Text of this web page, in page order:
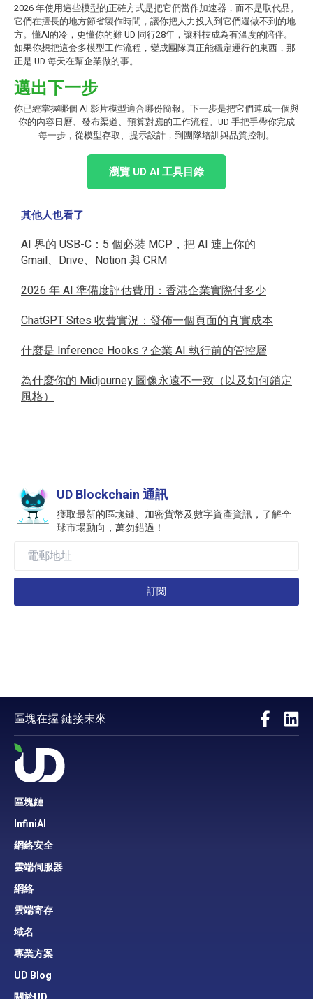
2026 年使用這些模型的正確方式是把它們當作加速器，而不是取代品。
它們在擅長的地方節省製作時間，讓你把人力投入到它們還做不到的地
方。懂AI的冷，更懂你的難 UD 同行28年，讓科技成為有溫度的陪伴。
如果你想把這套多模型工作流程，變成團隊真正能穩定運行的東西，那
正是 UD 每天在幫企業做的事。
邁出下一步
你已經掌握哪個 AI 影片模型適合哪份簡報。下一步是把它們連成一個與
你的內容日曆、發布渠道、預算對應的工作流程。UD 手把手帶你完成
每一步，從模型存取、提示設計，到團隊培訓與品質控制。
瀏覽 UD AI 工具目錄
其他人也看了
AI 界的 USB-C：5 個必裝 MCP，把 AI 連上你的
Gmail、Drive、Notion 與 CRM
2026 年 AI 準備度評估費用：香港企業實際付多少
ChatGPT Sites 收費實況：發佈一個頁面的真實成本
什麼是 Inference Hooks？企業 AI 執行前的管控層
為什麼你的 Midjourney 圖像永遠不一致（以及如何鎖定
風格）
UD Blockchain 通訊
獲取最新的區塊鏈、加密貨幣及數字資產資訊，了解全
球市場動向，萬勿錯過！
訂閱
區塊在握 鏈接未來
區塊鏈
InfiniAI
網絡安全
雲端伺服器
網絡
雲端寄存
域名
專業方案
UD Blog